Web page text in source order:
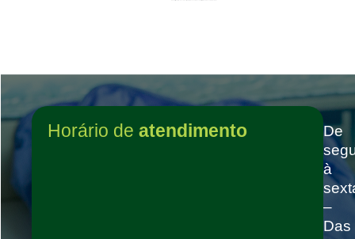
Horário de atendimento
De
à
–
Das